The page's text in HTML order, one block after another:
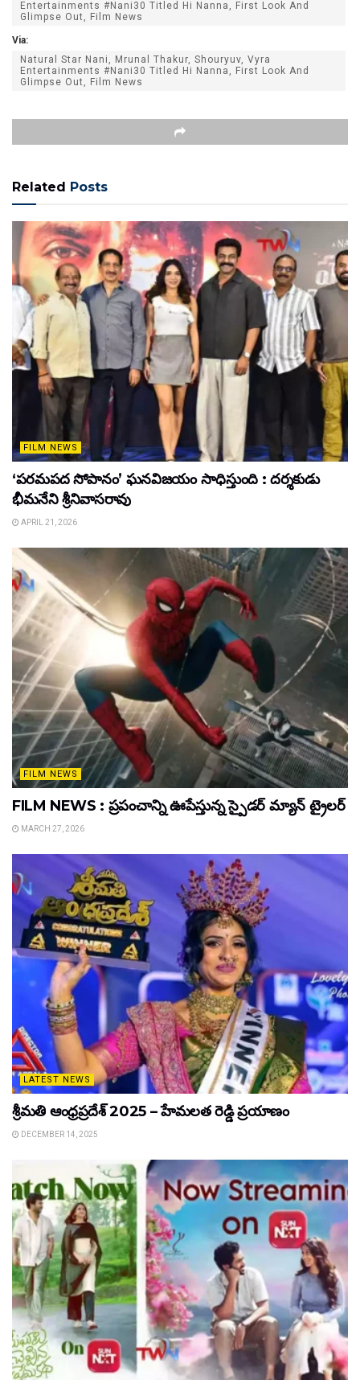
Entertainments #Nani30 Titled Hi Nanna, First Look And
Glimpse Out, Film News
Via:
Natural Star Nani, Mrunal Thakur, Shouryuv, Vyra
Entertainments #Nani30 Titled Hi Nanna, First Look And
Glimpse Out, Film News
Related Posts
FILM NEWS
‘పరమపద సోపానం’ ఘనవిజయం సాధిస్తుంది : దర్శకుడు
భీమనేని శ్రీనివాసరావు
APRIL 21, 2026
FILM NEWS
FILM NEWS : ప్రపంచాన్ని ఊపేస్తున్న స్పైడర్ మ్యాన్ ట్రైలర్
MARCH 27, 2026
LATEST NEWS
శ్రీమతి ఆంధ్రప్రదేశ్ 2025 – హేమలత రెడ్డి ప్రయాణం
DECEMBER 14, 2025